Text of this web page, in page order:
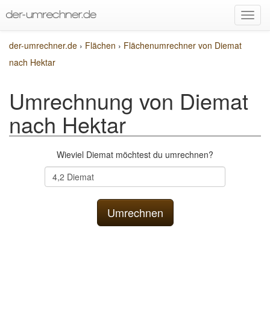
der-umrechner.de › Flächen › Flächenumrechner von Diemat
nach Hektar
Umrechnung von Diemat
nach Hektar
Wieviel Diemat möchtest du umrechnen?